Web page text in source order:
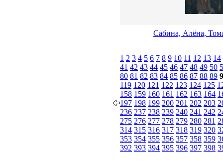
Сабина, Алёна,
1 2 3 4 5 6 7 8 9 10 11 12 13 14
41 42 43 44 45 46 47 48 49 50
80 81 82 83 84 85 86 87 88 89
119 120 121 122 123 124 125
158 159 160 161 162 163 164
197 198 199 200 201 202 203
236 237 238 239 240 241 242
275 276 277 278 279 280 281
314 315 316 317 318 319 320
353 354 355 356 357 358 359
392 393 394 395 396 397 398